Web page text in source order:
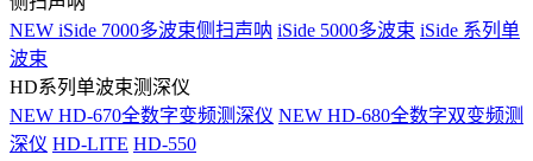
NEW iSide 7000多波束侧扫声呐 iSide 5000多波束 iSide 系列单
波束
HD系列单波束测深仪
NEW HD-670全数字变频测深仪 NEW HD-680全数字双变频测
深仪 HD-LITE HD-550